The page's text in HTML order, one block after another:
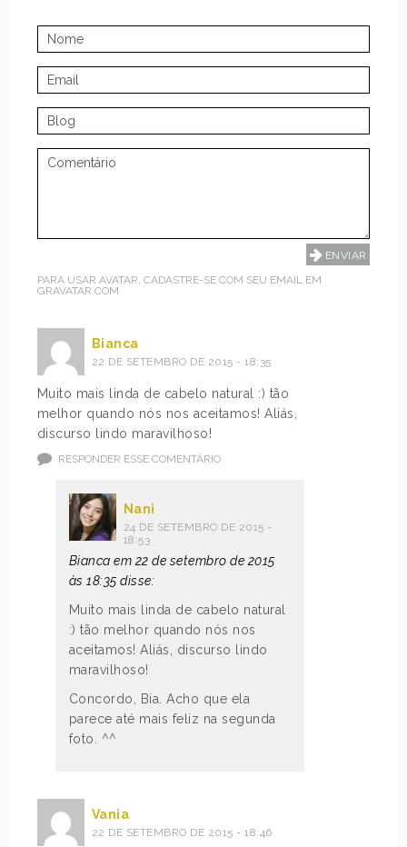
PARA USAR AVATAR, CADASTRE-SE COM SEU EMAIL EM
GRAVATAR.COM
Bianca
22 DE SETEMBRO DE 2015 - 18:35
Muito mais linda de cabelo natural :) tão
melhor quando nós nos aceitamos! Aliás,
discurso lindo maravilhoso!
RESPONDER ESSE COMENTÁRIO
Nani
24 DE SETEMBRO DE 2015 -
18:53
Bianca em 22 de setembro de 2015
às 18:35 disse:
Muito mais linda de cabelo natural
:) tão melhor quando nós nos
aceitamos! Aliás, discurso lindo
maravilhoso!
Concordo, Bia. Acho que ela
parece até mais feliz na segunda
foto. ^^
Vania
22 DE SETEMBRO DE 2015 - 18:46